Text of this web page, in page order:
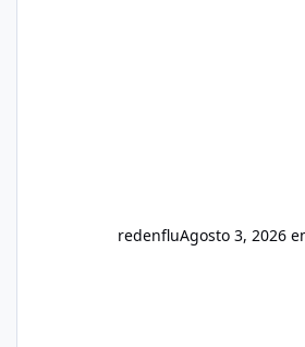
redenfluAgosto 3, 2026